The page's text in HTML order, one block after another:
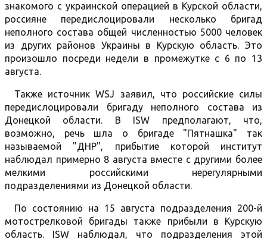
знакомого с украинской операцией в Курской области,
россияне передислоцировали несколько бригад
неполного состава общей численностью 5000 человек
из других районов Украины в Курскую область. Это
произошло посреди недели в промежутке с 6 по 13
августа.
Также источник WSJ заявил, что российские силы
передислоцировали бригаду неполного состава из
Донецкой области. В ISW предполагают, что,
возможно, речь шла о бригаде "Пятнашка" так
называемой "ДНР", прибытие которой институт
наблюдал примерно 8 августа вместе с другими более
мелкими российскими нерегулярными
подразделениями из Донецкой области.
По состоянию на 15 августа подразделения 200-й
мотострелковой бригады также прибыли в Курскую
область. ISW наблюдал, что подразделения этой